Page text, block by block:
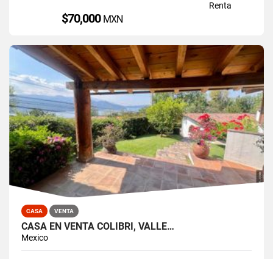
Renta
$70,000 MXN
CASA VENTA
CASA EN VENTA COLIBRÍ, VALLE…
Mexico